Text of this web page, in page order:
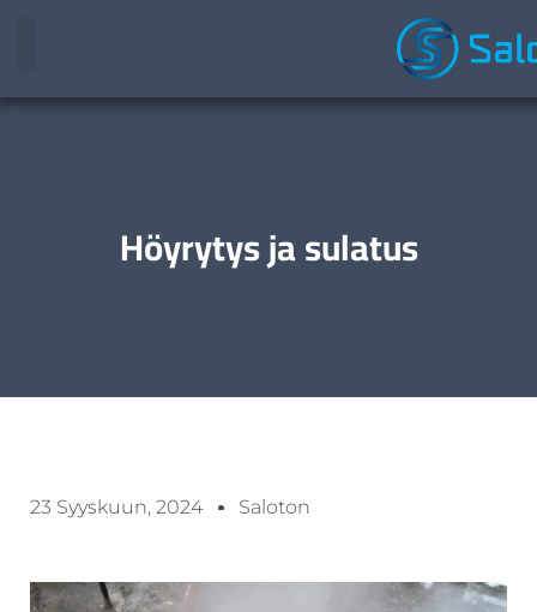
Höyrytys ja sulatus
23 Syyskuun, 2024 Saloton